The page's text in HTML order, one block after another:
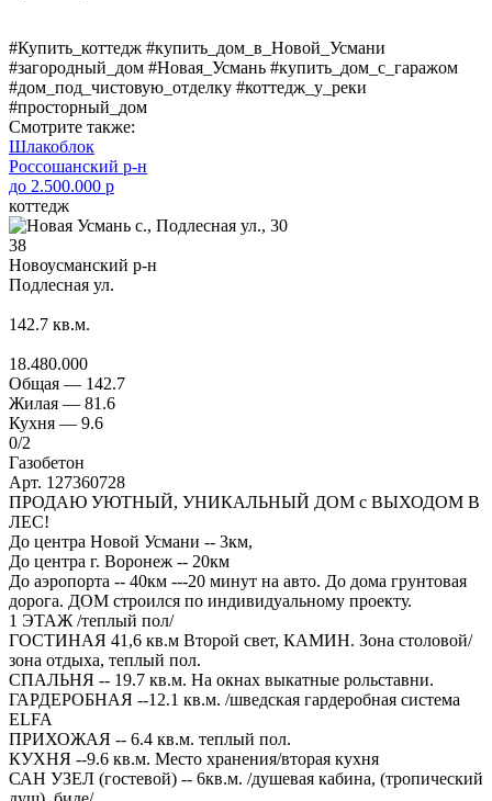
#Купить_коттедж #купить_дом_в_Новой_Усмани
#загородный_дом #Новая_Усмань #купить_дом_с_гаражом
#дом_под_чистовую_отделку #коттедж_у_реки
#просторный_дом
Смотрите также:
Шлакоблок
Россошанский р-н
до 2.500.000 р
коттедж
38
Новоусманский р-н
Подлесная ул.
142.7 кв.м.
18.480.000
Общая — 142.7
Жилая — 81.6
Кухня — 9.6
0/2
Газобетон
Арт. 127360728
ПРОДАЮ УЮТНЫЙ, УНИКАЛЬНЫЙ ДОМ с ВЫХОДОМ В
ЛЕС!
До центра Новой Усмани -- 3км,
До центра г. Воронеж -- 20км
До аэропорта -- 40км ---20 минут на авто. До дома грунтовая
дорога. ДОМ строился по индивидуальному проекту.
1 ЭТАЖ /теплый пол/
ГОСТИНАЯ 41,6 кв.м Второй свет, КАМИН. Зона столовой/
зона отдыха, теплый пол.
СПАЛЬНЯ -- 19.7 кв.м. На окнах выкатные рольставни.
ГАРДЕРОБНАЯ --12.1 кв.м. /шведская гардеробная система
ELFA
ПРИХОЖАЯ -- 6.4 кв.м. теплый пол.
КУХНЯ --9.6 кв.м. Место хранения/вторая кухня
САН УЗЕЛ (гостевой) -- 6кв.м. /душевая кабина, (тропический